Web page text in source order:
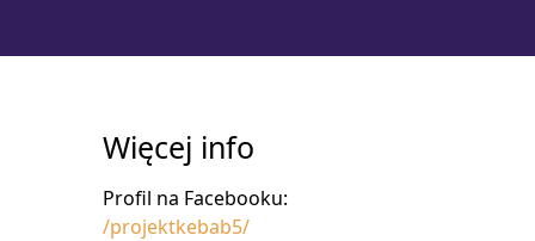
Więcej info
Profil na Facebooku:
/projektkebab5/